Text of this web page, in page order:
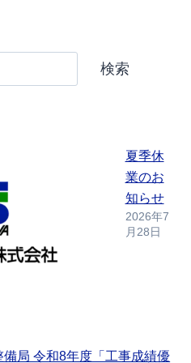
検索
夏季休
業のお
知らせ
2026年7
月28日
備局 令和8年度「工事成績優